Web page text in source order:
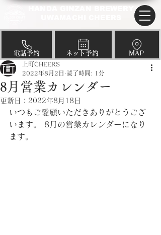
​電話予約 ​ネット予約 ​MAP
8月営業カレンダー
上町CHEERS
2022年8月2日
読了時間: 1分
更新日： 2022年8月18日
いつもご愛顧いただきありがとうござ
います。 8月の営業カレンダーになり
ます。